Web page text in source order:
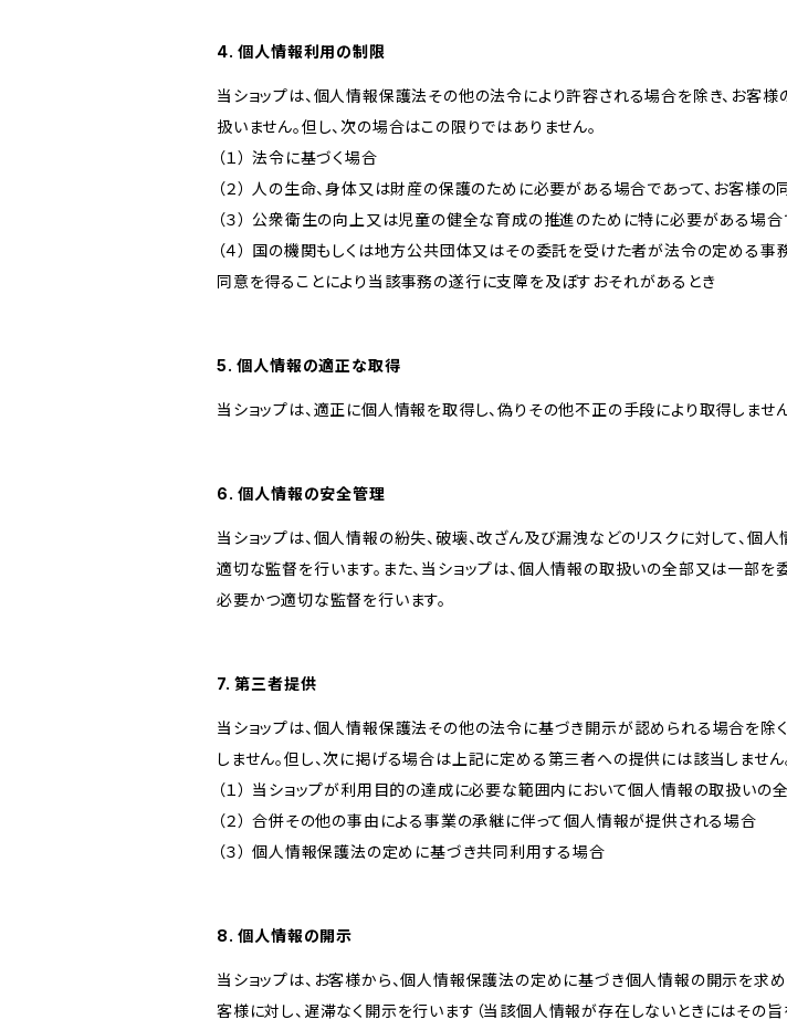
4. 個人情報利用の制限
当ショップは、個人情報保護法その他の法令により許容される場合を除き、お客
扱いません。但し、次の場合はこの限りではありません。
（１） 法令に基づく場合
（２） 人の生命、身体又は財産の保護のために必要がある場合であって、お客様
（３） 公衆衛生の向上又は児童の健全な育成の推進のために特に必要がある場
（４） 国の機関もしくは地方公共団体又はその委託を受けた者が法令の定める
同意を得ることにより当該事務の遂行に支障を及ぼすおそれがあるとき
5. 個人情報の適正な取得
当ショップは、適正に個人情報を取得し、偽りその他不正の手段により取得しません
6. 個人情報の安全管理
当ショップは、個人情報の紛失、破壊、改ざん及び漏洩などのリスクに対して、個
適切な監督を行います。また、当ショップは、個人情報の取扱いの全部又は一部
必要かつ適切な監督を行います。
7. 第三者提供
当ショップは、個人情報保護法その他の法令に基づき開示が認められる場合を
しません。但し、次に掲げる場合は上記に定める第三者への提供には該当しません
（１） 当ショップが利用目的の達成に必要な範囲内において個人情報の取扱い
（２） 合併その他の事由による事業の承継に伴って個人情報が提供される場合
（３） 個人情報保護法の定めに基づき共同利用する場合
8. 個人情報の開示
当ショップは、お客様から、個人情報保護法の定めに基づき個人情報の開示を求
客様に対し、遅滞なく開示を行います（当該個人情報が存在しないときにはその旨